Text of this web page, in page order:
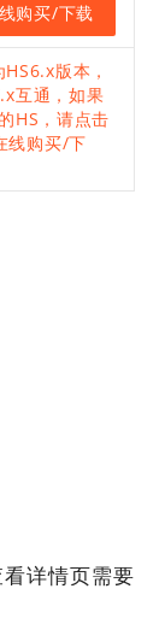
购买/下载
版本，
互通，如果
HS，请点击
线购买/下
详情页需要